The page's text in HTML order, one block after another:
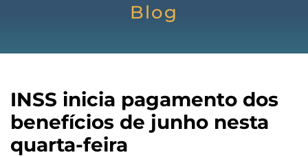
Blog
INSS inicia pagamento dos
benefícios de junho nesta
quarta-feira